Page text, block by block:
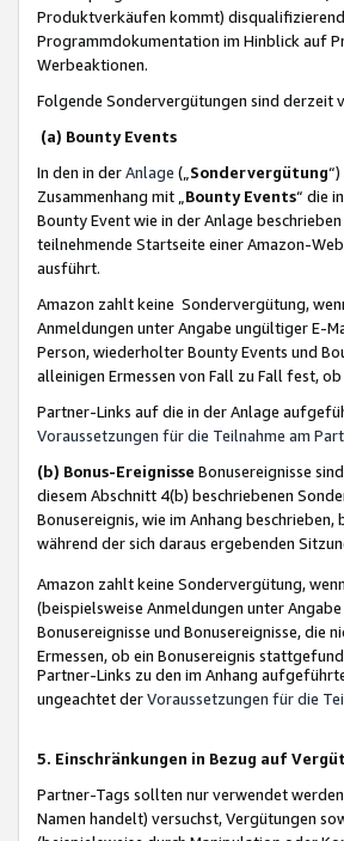
Produktverkäufen kommt)
Programmdokumentation im Hinblick auf
Werbeaktionen.
Folgende Sondervergütungen sind derzeit
(a) Bounty Events
In den in derAnlage („ Sondervergütung
Zusammenhang mit „ Bounty Events“ die
Bounty Event wie in der Anlage
teilnehmende Startseite einer Amazon-
ausführt.
Amazon zahlt keine Sondervergütung,
Anmeldungen unter Angabe ungültiger E-
Person, wiederholter Bounty Events und
alleinigen Ermessen von Fall zu Fall fest,
Partner-Links auf die in der Anlage
Voraussetzungen für die Teilnahme am
(b) Bonus-Ereignisse Bonusereignisse
diesem Abschnitt 4(b) beschriebenen
Bonusereignis, wie im Anhang
während der sich daraus ergebenden
Amazon zahlt keine Sondervergütung,
(beispielsweise Anmeldungen unter
Bonusereignisse und Bonusereignisse, die
Ermessen, ob ein Bonusereignis
Partner-Links zu den im Anhang
ungeachtet derVoraussetzungen für die
5. Einschränkungen in Bezug auf
Partner-Tags sollten nur verwendet
Namen handelt) versuchst, Vergütungen